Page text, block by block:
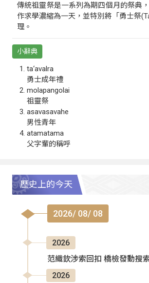
傳統祖靈祭是一系列為期四個月的祭典
作求學濃縮為一天，並特別將「勇士祭
理。
小辭典
ta‘avalra
勇士成年禮
molapangolai
祖靈祭
asavasavahe
男性青年
atamatama
父字輩的稱呼
歷史上的今天
2026/ 08/ 08
2026
范織欽涉索回扣 橋檢發動搜
2026